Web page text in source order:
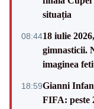
situația
08:4418 iulie
gimnasticii.
imaginea
18:59Gianni
FIFA: peste